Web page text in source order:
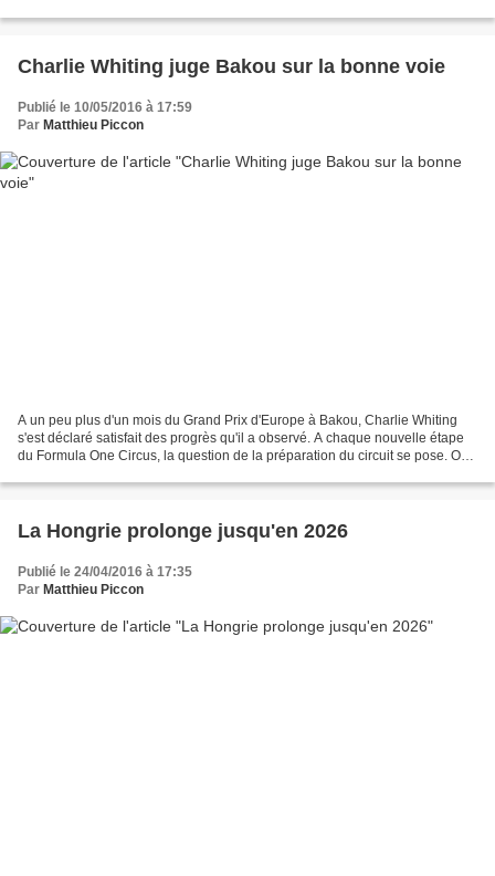
Charlie Whiting juge Bakou sur la bonne voie
Publié le 10/05/2016 à 17:59
Par Matthieu Piccon
A un peu plus d'un mois du Grand Prix d'Europe à Bakou, Charlie Whiting
s'est déclaré satisfait des progrès qu'il a observé. A chaque nouvelle étape
du Formula One Circus, la question de la préparation du circuit se pose. On
La Hongrie prolonge jusqu'en 2026
Publié le 24/04/2016 à 17:35
Par Matthieu Piccon